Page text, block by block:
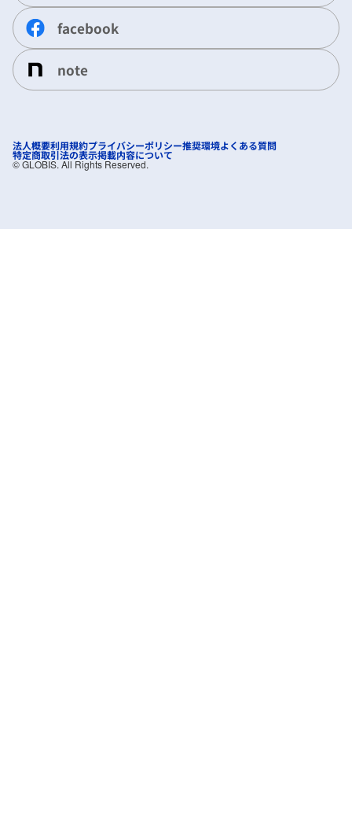
facebook
note
法人概要利用規約プライバシーポリシー推奨環境よくある質問
特定商取引法の表示掲載内容について
©︎ GLOBIS. All Rights Reserved.